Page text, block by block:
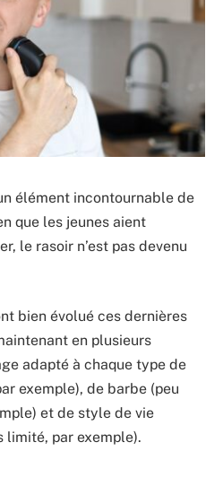
élément incontournable de
que les jeunes aient
le rasoir n’est pas devenu
bien évolué ces dernières
en plusieurs
adapté à chaque type de
exemple), de barbe (peu
et de style de vie
limité, par exemple).